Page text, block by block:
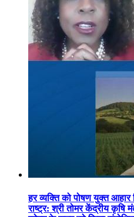
हर व्यक्ति को पोषण युक्त
राष्ट्र: श्री तोमर केंद्रीय कृषि